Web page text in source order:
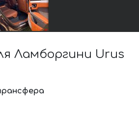
Ламборгини Urus